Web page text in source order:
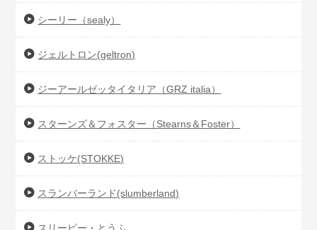
シーリー（sealy）
ジェルトロン(geltron)
ジーアールゼッタイタリア（GRZ italia）
スターンズ＆フォスター（Stearns＆Foster）
ストッケ(STOKKE)
スランバーランド(slumberland)